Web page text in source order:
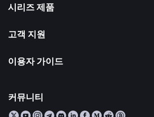
시리즈 제품
고객 지원
이용자 가이드
커뮤니티